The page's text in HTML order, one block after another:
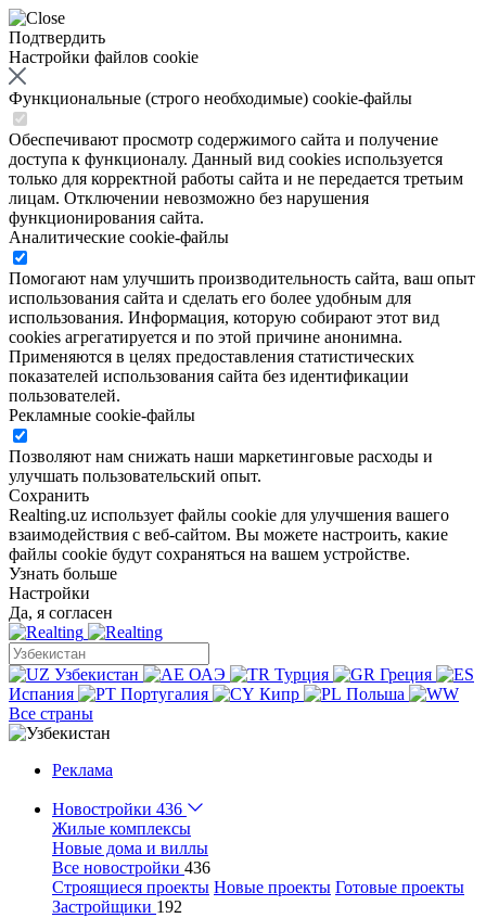
Подтвердить
Настройки файлов cookie
Функциональные (строго необходимые) cookie-файлы
Обеспечивают просмотр содержимого сайта и получение
доступа к функционалу. Данный вид cookies используется
только для корректной работы сайта и не передается третьим
лицам. Отключении невозможно без нарушения
функционирования сайта.
Аналитические cookie-файлы
Помогают нам улучшить производительность сайта, ваш опыт
использования сайта и сделать его более удобным для
использования. Информация, которую собирают этот вид
cookies агрегатируется и по этой причине анонимна.
Применяются в целях предоставления статистических
показателей использования сайта без идентификации
пользователей.
Рекламные cookie-файлы
Позволяют нам снижать наши маркетинговые расходы и
улучшать пользовательский опыт.
Сохранить
Realting.uz использует файлы cookie для улучшения вашего
взаимодействия с веб-сайтом. Вы можете настроить, какие
файлы cookie будут сохраняться на вашем устройстве.
Узнать больше
Настройки
Да, я согласен
Узбекистан ОАЭ Турция
Греция
Испания
Португалия Кипр
Польша
Все страны
Реклама
Новостройки 436
Жилые комплексы
Новые дома и виллы
Все новостройки 436
Строящиеся проекты Новые проекты Готовые проекты
Застройщики 192